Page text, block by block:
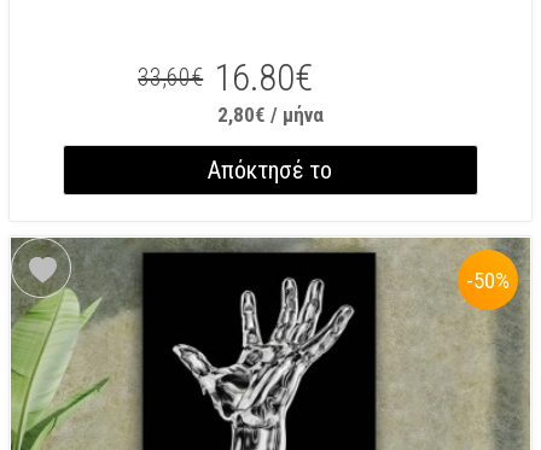
33,60€ 16.80€
2,80€ / μήνα
Απόκτησέ το
-50%